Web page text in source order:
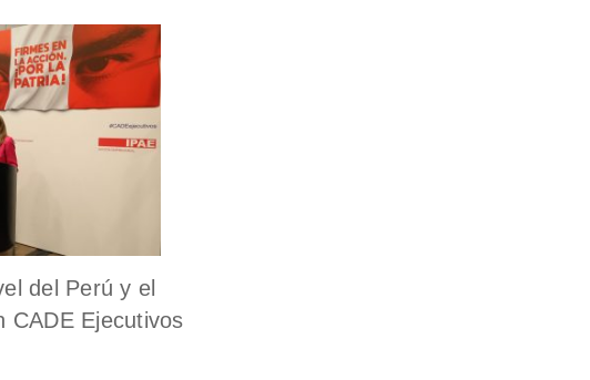
del Perú y el
CADE Ejecutivos